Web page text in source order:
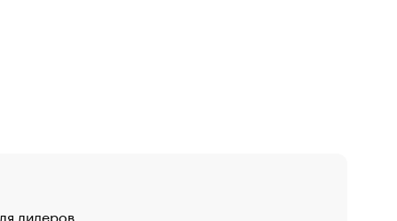
лидеров